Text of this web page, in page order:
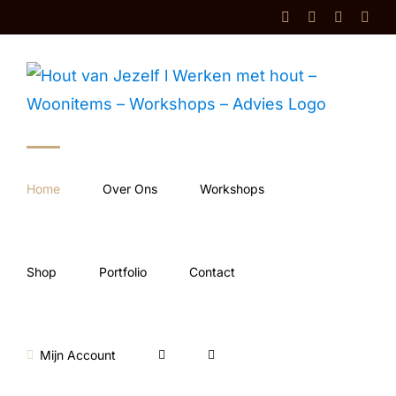
inhoud
FacebookInstagram
Shop
Home Over Ons Workshops
Shop Portfolio Contact
Mijn Account